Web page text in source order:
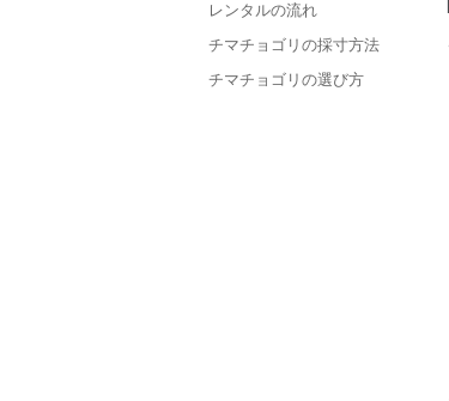
レンタルの流れ
チマチョゴリの採寸方法
チマチョゴリの選び方